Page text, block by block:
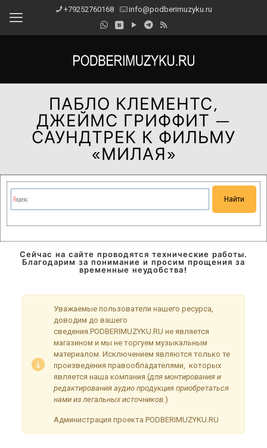
+79252760168 info@podberimuzyku.ru
ПАБЛО КЛЕМЕНТС,
ДЖЕЙМС ГРИФФИТ —
САУНДТРЕК К ФИЛЬМУ
«МИЛАЯ»
Сейчас на сайте проводятся технические работы.
Благодарим за понимание и просим прощения за
временные неудобства!
Уважаемые пользователи нашего ресурса,
доводим до вашего
сведения.PODBERIMUZYKU.RU не является
магазином и мы не торгуем музыкальным
материалом. Исключением являются только те
произведения правообладателями, которых
является наша компания.(для монтирования и
редактирования аудио продукция приобретаться
нами из легальных источников.)
Администрация проекта PODBERIMUZYKU.RU